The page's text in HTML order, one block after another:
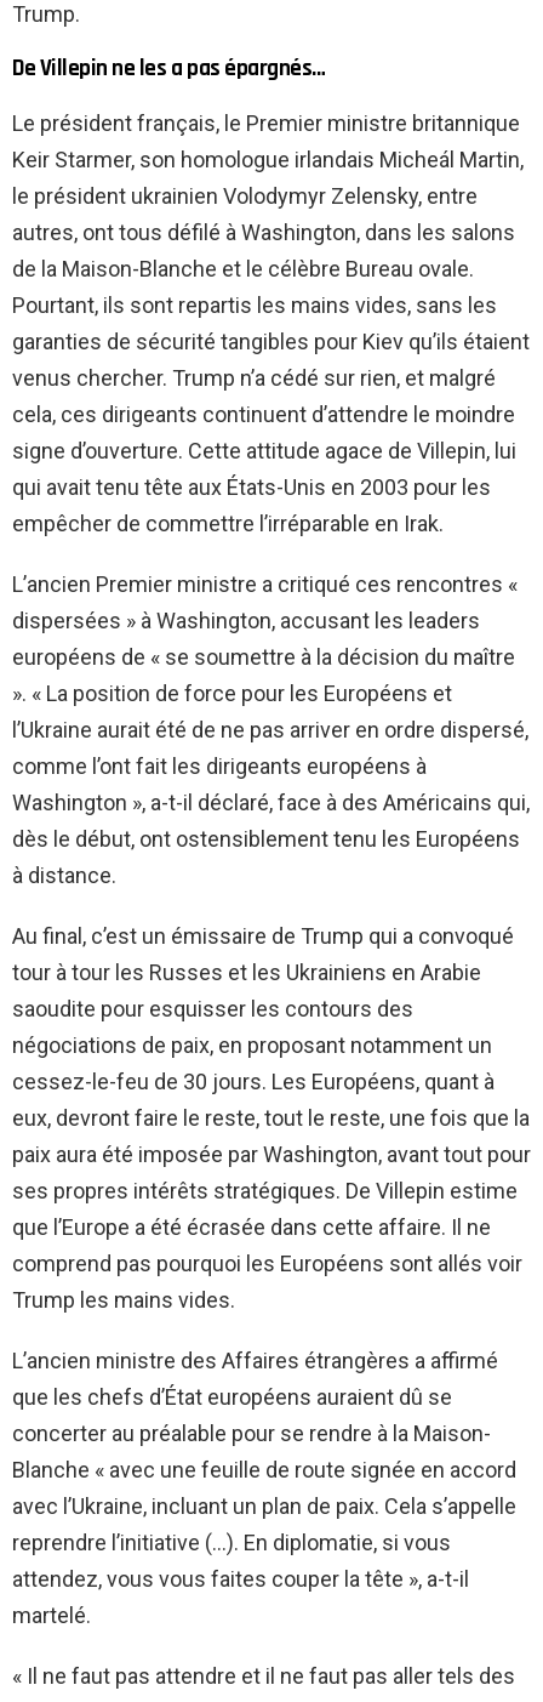
Trump.
De Villepin ne les a pas épargnés…
Le président français, le Premier ministre britannique
Keir Starmer, son homologue irlandais Micheál Martin,
le président ukrainien Volodymyr Zelensky, entre
autres, ont tous défilé à Washington, dans les salons
de la Maison-Blanche et le célèbre Bureau ovale.
Pourtant, ils sont repartis les mains vides, sans les
garanties de sécurité tangibles pour Kiev qu’ils étaient
venus chercher. Trump n’a cédé sur rien, et malgré
cela, ces dirigeants continuent d’attendre le moindre
signe d’ouverture. Cette attitude agace de Villepin, lui
qui avait tenu tête aux États-Unis en 2003 pour les
empêcher de commettre l’irréparable en Irak.
L’ancien Premier ministre a critiqué ces rencontres «
dispersées » à Washington, accusant les leaders
européens de « se soumettre à la décision du maître
». « La position de force pour les Européens et
l’Ukraine aurait été de ne pas arriver en ordre dispersé,
comme l’ont fait les dirigeants européens à
Washington », a-t-il déclaré, face à des Américains qui,
dès le début, ont ostensiblement tenu les Européens
à distance.
Au final, c’est un émissaire de Trump qui a convoqué
tour à tour les Russes et les Ukrainiens en Arabie
saoudite pour esquisser les contours des
négociations de paix, en proposant notamment un
cessez-le-feu de 30 jours. Les Européens, quant à
eux, devront faire le reste, tout le reste, une fois que la
paix aura été imposée par Washington, avant tout pour
ses propres intérêts stratégiques. De Villepin estime
que l’Europe a été écrasée dans cette affaire. Il ne
comprend pas pourquoi les Européens sont allés voir
Trump les mains vides.
L’ancien ministre des Affaires étrangères a affirmé
que les chefs d’État européens auraient dû se
concerter au préalable pour se rendre à la Maison-
Blanche « avec une feuille de route signée en accord
avec l’Ukraine, incluant un plan de paix. Cela s’appelle
reprendre l’initiative (…). En diplomatie, si vous
attendez, vous vous faites couper la tête », a-t-il
martelé.
« Il ne faut pas attendre et il ne faut pas aller tels des